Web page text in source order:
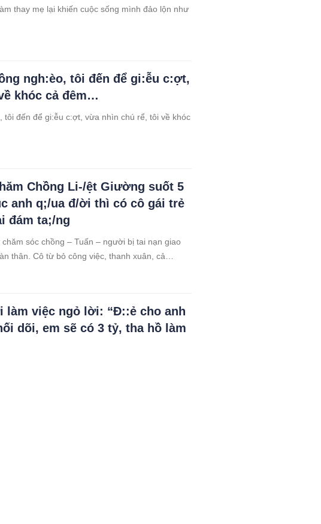
thay mẹ lại khiến cuộc sống mình đảo lộn như
ngh:èo, tôi đến để gi:ễu c:ợt,
khóc cả đêm…
tôi đến để gi:ễu c:ợt, vừa nhìn chú rể, tôi về khóc
Chồng Li-/ệt Giường suốt 5
anh q;/ua đ/ời thì có cô gái trẻ
đám ta;/ng
sóc chồng – Tuấn – người bị tai nạn giao
thân. Cô từ bỏ công việc, thanh xuân, cả
làm việc ngỏ lời: “Đ::ẻ cho anh
dõi, em sẽ có 3 tỷ, tha hồ làm